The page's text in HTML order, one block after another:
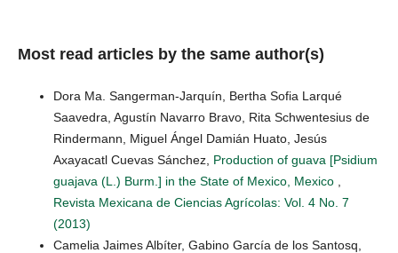
Most read articles by the same author(s)
Dora Ma. Sangerman-Jarquín, Bertha Sofia Larqué
Saavedra, Agustín Navarro Bravo, Rita Schwentesius de
Rindermann, Miguel Ángel Damián Huato, Jesús
Axayacatl Cuevas Sánchez, Production of guava [Psidium
guajava (L.) Burm.] in the State of Mexico, Mexico
Revista Mexicana de Ciencias Agrícolas: Vol. 4 No. 7
(2013)
Camelia Jaimes Albíter, Gabino García de los Santosq,